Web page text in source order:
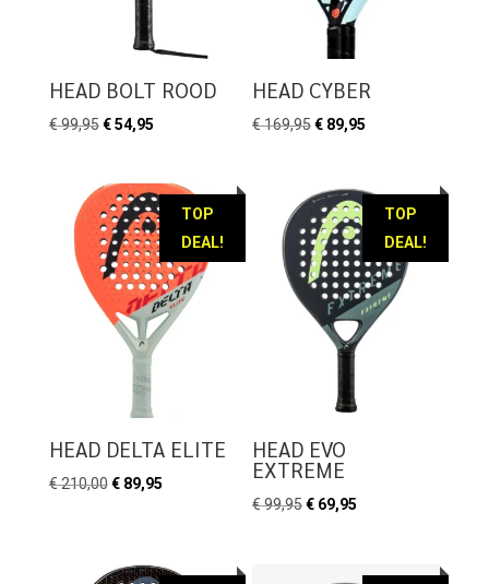
HEAD BOLT ROOD
€99,95 Oorspronkelijke
was:
€ 99,95.
€54,95Huidige
is:
€ 54,95.
HEAD CYBER
€169,95Oorspronkelijke
€ 169,95.
€ 89,95
€ 89,95.
TOP
DEAL!
HEAD DELTA ELITE
€210,00 Oorspronkelijke
€ 210,00.
€89,95Huidige
€ 89,95.
TOP
DEAL!
HEAD EVO
EXTREME
€99,95Oorspronkelijke
€ 69,95